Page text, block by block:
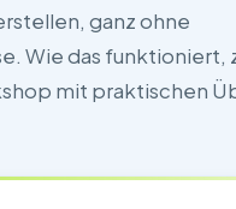
ganz ohne
Wie das funktioniert,
mit praktischen